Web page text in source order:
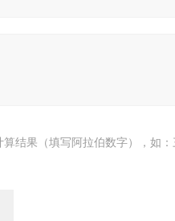
算结果（填写阿拉伯数字），如：